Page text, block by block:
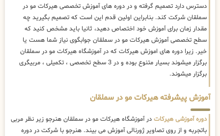
دسترس دارد تصمیم گرفته و در دوره های آموزش تخصصی هیرکات مو در
سملقان شرکت کند. بنابراین اولین قدم این است که تصمیم بگیرید چه
مقدار زمان برای آموزش خود اختصاص دهید، ثانیا باید مشخص کنید که
سطح تخصصی آموزش هیرکات مو در سملقان جوابگوی نیاز شما هست یا
خیر. زیرا دوره های اموزش هیرکات که در آموزشگاه هیرکات مو در سملقان
برگزار میشوند بسیار متنوع بوده و در 3 سطح تخصصی ، تکمیلی ، مربیگری
برگزار میشوند.
آموزش پیشرفته هیرکات مو در سملقان
دوره آموزشی هیرکات در آموزشگاه هیرکات مو در سملقان هنرجو زیر نظر مربی
باتجربه و از روی تصاویر ژورنالی آموزش می بیند. هنرجو با شرکت در دوره